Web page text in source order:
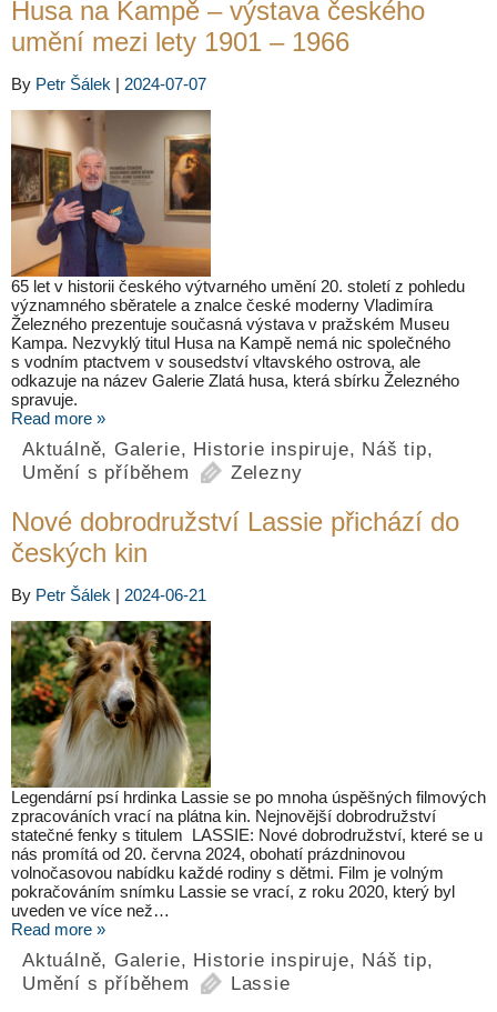
Husa na Kampě – výstava českého
umění mezi lety 1901 – 1966
By Petr Šálek | 2024-07-07
65 let v historii českého výtvarného umění 20. století z pohledu
významného sběratele a znalce české moderny Vladimíra
Železného prezentuje současná výstava v pražském Museu
Kampa. Nezvyklý titul Husa na Kampě nemá nic společného
s vodním ptactvem v sousedství vltavského ostrova, ale
odkazuje na název Galerie Zlatá husa, která sbírku Železného
spravuje.
Read more »
Aktuálně, Galerie, Historie inspiruje, Náš tip,
Umění s příběhem
Zelezny
Nové dobrodružství Lassie přichází do
českých kin
By Petr Šálek | 2024-06-21
Legendární psí hrdinka Lassie se po mnoha úspěšných filmových
zpracováních vrací na plátna kin. Nejnovější dobrodružství
statečné fenky s titulem LASSIE: Nové dobrodružství, které se u
nás promítá od 20. června 2024, obohatí prázdninovou
volnočasovou nabídku každé rodiny s dětmi. Film je volným
pokračováním snímku Lassie se vrací, z roku 2020, který byl
uveden ve více než…
Read more »
Aktuálně, Galerie, Historie inspiruje, Náš tip,
Umění s příběhem
Lassie